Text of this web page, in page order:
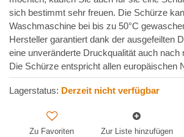
sich bestimmt sehr freuen. Die Schürze
Waschmaschine bei bis zu 50°C
Hersteller garantiert dank der ausgefeilten
eine unveränderte Druckqualität auch nach
Die Schürze entspricht allen europäischen
Lagerstatus: Derzeit nicht verfügbar
Zu Favoriten
Zur Liste hinzufügen